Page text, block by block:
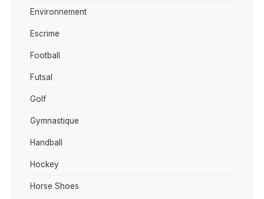
Environnement
Escrime
Football
Futsal
Golf
Gymnastique
Handball
Hockey
Horse Shoes